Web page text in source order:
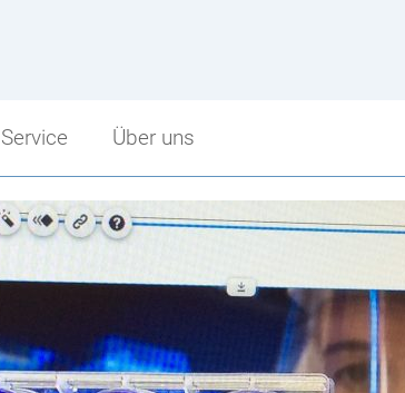
Service
Service
Sprechstunden
Schularbeitentermine
Stundenpläne
Bibliothek
Über uns
Über uns
Schulbeginn
Stundenzeiten
Fritz Strobl
Angebot im Überblick